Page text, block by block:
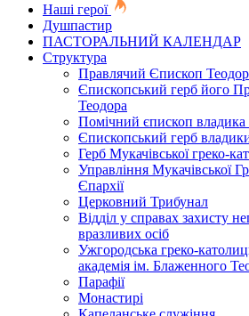
Наші герої
Душпастир
ПАСТОРАЛЬНИЙ КАЛЕНДАР
Структура
Правлячий Єпископ
Єпископський герб його
Теодора
Помічний єпископ владика
Єпископський герб
Герб Мукачівської греко-
Управління Мукачівської
Єпархії
Церковний Трибунал
Відділ у справах захисту
вразливих осіб
Ужгородська греко-
академія ім. Блаженного
Парафії
Монастирі